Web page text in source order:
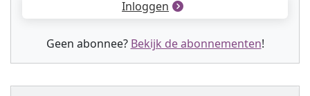
Inloggen
Geen abonnee? Bekijk de abonnementen!